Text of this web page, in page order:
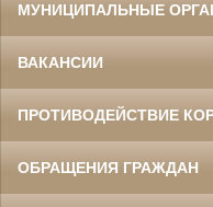
МУНИЦИПАЛЬНЫЕ
ВАКАНСИИ
ПРОТИВОДЕЙСТВИЕ
ОБРАЩЕНИЯ ГРАЖДАН